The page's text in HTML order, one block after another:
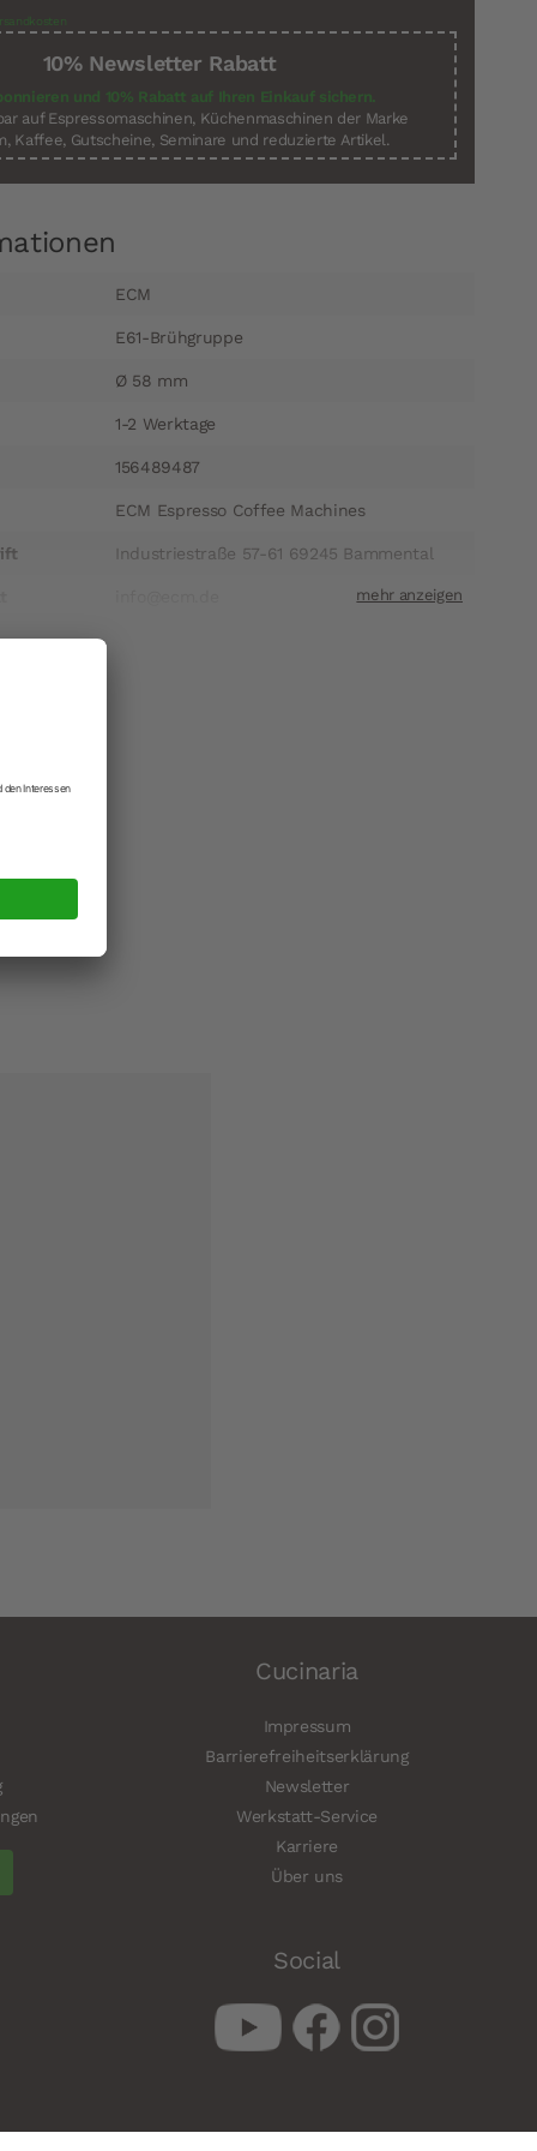
10% Newsletter Rabatt
und 10% Rabatt auf Ihren Einkauf sichern.
auf Espressomaschinen, Küchenmaschinen der Marke
Kaffee, Gutscheine, Seminare und reduzierte Artikel.
ECM
E61-Brühgruppe
Ø 58 mm
1-2 Werktage
156489487
ECM Espresso Coffee Machines
Industriestraße 57-61 69245 Bammental
Cucinaria
Impressum
Barrierefreiheitserklärung
Newsletter
Werkstatt-Service
Karriere
Über uns
Social